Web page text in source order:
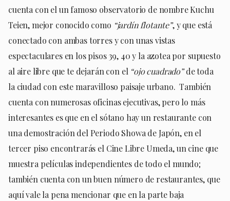
cuenta con el un famoso observatorio de nombre Kuchu
Teien, mejor conocido como “jardín flotante”, y que está
conectado con ambas torres y con unas vistas
espectaculares en los pisos 39, 40 y la azotea por supuesto
al aire libre que te dejarán con el “ojo cuadrado”de toda
la ciudad con este maravilloso paisaje urbano. También
cuenta con numerosas oficinas ejecutivas, pero lo más
interesantes es que en el sótano hay un restaurante con
una demostración del Periodo Showa de Japón, en el
tercer piso encontrarás el Cine Libre Umeda, un cine que
muestra películas independientes de todo el mundo;
también cuenta con un buen número de restaurantes, que
aquí vale la pena mencionar que en la parte baja